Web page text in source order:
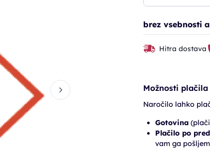
brez vsebnosti
Hitra dostava
Možnosti plačila
Naročilo lahko
Gotovina
Plačilo po
vam ga